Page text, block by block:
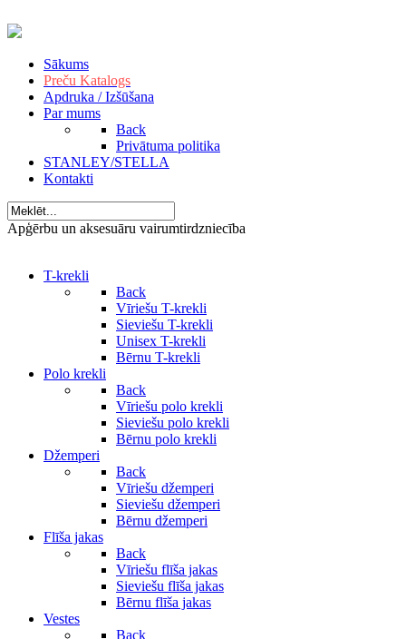
Sākums
Preču Katalogs
Apdruka / Izšūšana
Par mums
Back
Privātuma politika
STANLEY/STELLA
Kontakti
Apģērbu un aksesuāru vairumtirdzniecība
T-krekli
Back
Vīriešu T-krekli
Sieviešu T-krekli
Unisex T-krekli
Bērnu T-krekli
Polo krekli
Back
Vīriešu polo krekli
Sieviešu polo krekli
Bērnu polo krekli
Džemperi
Back
Vīriešu džemperi
Sieviešu džemperi
Bērnu džemperi
Flīša jakas
Back
Vīriešu flīša jakas
Sieviešu flīša jakas
Bērnu flīša jakas
Vestes
Back